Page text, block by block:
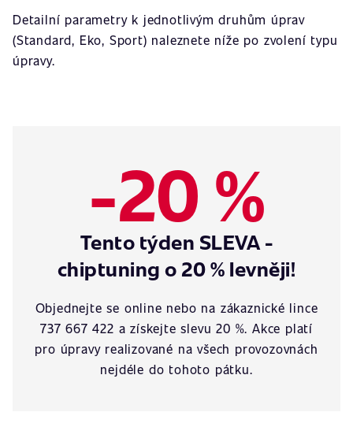
Detailní parametry k jednotlivým druhům úprav
(Standard, Eko, Sport) naleznete níže po zvolení typu
úpravy.
-20 %
Tento týden SLEVA -
chiptuning o 20 % levněji!
Objednejte se online nebo na zákaznické lince
737 667 422 a získejte slevu 20 %. Akce platí
pro úpravy realizované na všech provozovnách
nejdéle do tohoto pátku.